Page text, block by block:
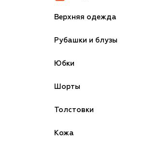
Верхняя одежда
Рубашки и блузы
Юбки
Шорты
Толстовки
Кожа